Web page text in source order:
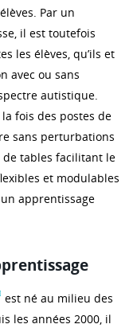
Par un
il est toutefois
les élèves, qu’ils et
avec ou sans
autistique.
fois des postes de
sans perturbations
tables facilitant le
et modulables
apprentissage
est né au milieu des
les années 2000, il